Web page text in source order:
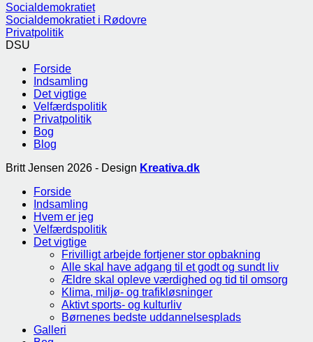
Socialdemokratiet
Socialdemokratiet i Rødovre
Privatpolitik
DSU
Forside
Indsamling
Det vigtige
Velfærdspolitik
Privatpolitik
Bog
Blog
Britt Jensen 2026 - Design Kreativa.dk
Forside
Indsamling
Hvem er jeg
Velfærdspolitik
Det vigtige
Frivilligt arbejde fortjener stor opbakning
Alle skal have adgang til et godt og sundt liv
Ældre skal opleve værdighed og tid til omsorg
Klima, miljø- og trafikløsninger
Aktivt sports- og kulturliv
Børnenes bedste uddannelsesplads
Galleri